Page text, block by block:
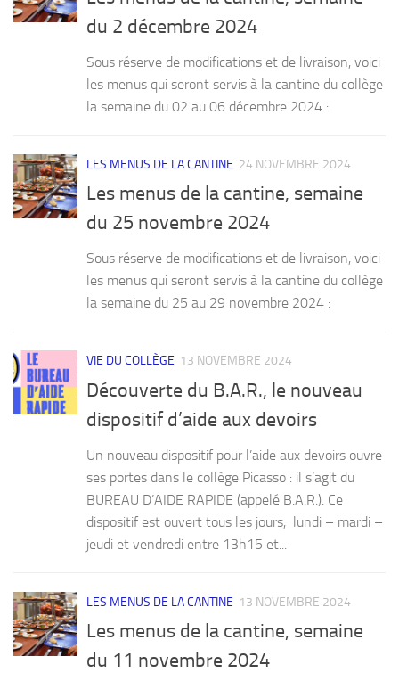
du 2 décembre 2024
Sous réserve de modifications et de livraison, voici
les menus qui seront servis à la cantine du collège
la semaine du 02 au 06 décembre 2024 :
LES MENUS DE LA CANTINE 24 NOVEMBRE 2024
Les menus de la cantine, semaine
du 25 novembre 2024
Sous réserve de modifications et de livraison, voici
les menus qui seront servis à la cantine du collège
la semaine du 25 au 29 novembre 2024 :
VIE DU COLLÈGE 13 NOVEMBRE 2024
Découverte du B.A.R., le nouveau
dispositif d’aide aux devoirs
Un nouveau dispositif pour l’aide aux devoirs ouvre
ses portes dans le collège Picasso : il s’agit du
BUREAU D’AIDE RAPIDE (appelé B.A.R.). Ce
dispositif est ouvert tous les jours, lundi – mardi –
jeudi et vendredi entre 13h15 et...
LES MENUS DE LA CANTINE 13 NOVEMBRE 2024
Les menus de la cantine, semaine
du 11 novembre 2024